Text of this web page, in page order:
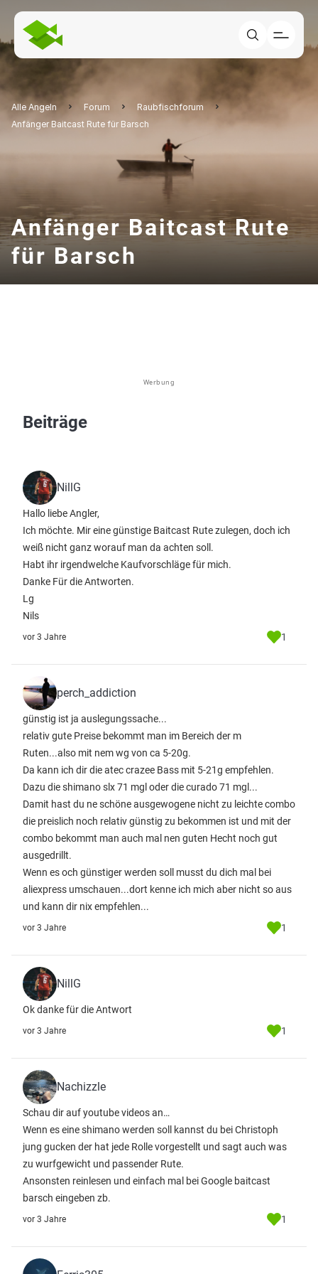
Alle Angeln Forum
Raubfischforum
Anfänger Baitcast Rute für Barsch
Anfänger Baitcast Rute
für Barsch
Werbung
Beiträge
NillG
Hallo liebe Angler,
Ich möchte. Mir eine günstige Baitcast Rute zulegen, doch ich
weiß nicht ganz worauf man da achten soll.
Habt ihr irgendwelche Kaufvorschläge für mich.
Danke Für die Antworten.
Lg
Nils
vor 3 Jahre 1
perch_addiction
günstig ist ja auslegungssache...
relativ gute Preise bekommt man im Bereich der m
Ruten...also mit nem wg von ca 5-20g.
Da kann ich dir die atec crazee Bass mit 5-21g empfehlen.
Dazu die shimano slx 71 mgl oder die curado 71 mgl...
Damit hast du ne schöne ausgewogene nicht zu leichte combo
die preislich noch relativ günstig zu bekommen ist und mit der
combo bekommt man auch mal nen guten Hecht noch gut
ausgedrillt.
Wenn es och günstiger werden soll musst du dich mal bei
aliexpress umschauen...dort kenne ich mich aber nicht so aus
und kann dir nix empfehlen...
vor 3 Jahre 1
NillG
Ok danke für die Antwort
vor 3 Jahre 1
Nachizzle
Schau dir auf youtube videos an…
Wenn es eine shimano werden soll kannst du bei Christoph
jung gucken der hat jede Rolle vorgestellt und sagt auch was
zu wurfgewicht und passender Rute.
Ansonsten reinlesen und einfach mal bei Google baitcast
barsch eingeben zb.
vor 3 Jahre 1